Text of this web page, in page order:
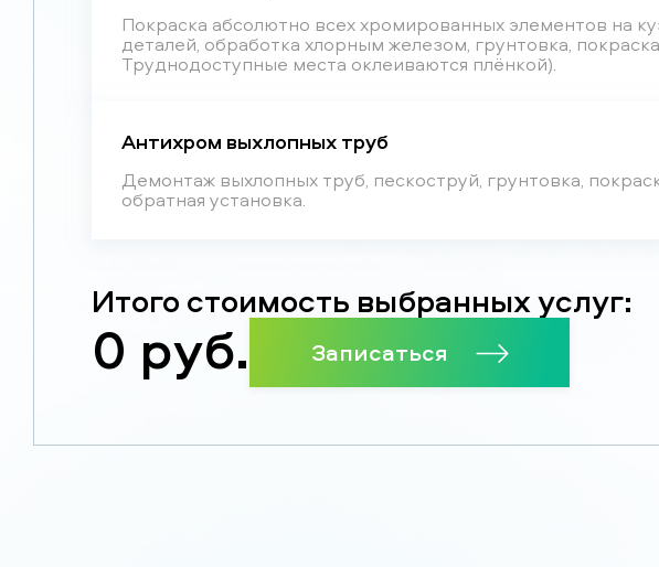
Покраска абсолютно всех хромированных элементов на
деталей, обработка хлорным железом, грунтовка,
Труднодоступные места оклеиваются плёнкой).
Антихром выхлопных труб
Демонтаж выхлопных труб, пескоструй, грунтовка,
обратная установка.
Итого стоимость выбранных услуг:
0 руб. Записаться